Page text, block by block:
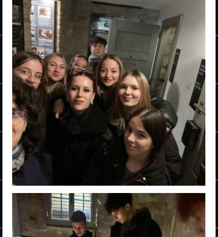
Liceu
Frecvență redusă
Școală profesională
Dual
Special
Școala de șoferi
Postliceal